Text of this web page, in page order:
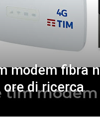
modem fibra
ore di ricerca